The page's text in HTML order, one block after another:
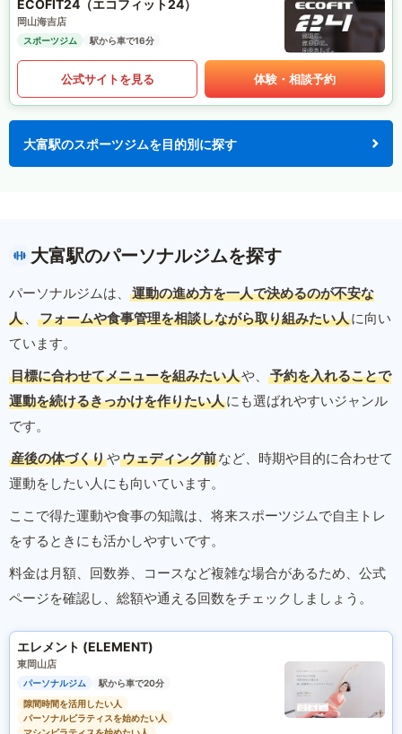
ECOFIT24（エコフィット24）
岡山海吉店
スポーツジム 駅から車で16分
公式サイトを見る 体験・相談予約
大富駅のスポーツジムを目的別に探す
大富駅のパーソナルジムを探す
パーソナルジムは、
運動の進め方を一人で決めるのが不安な
人 、 フォームや食事管理を相談しながら取り組みたい人に向い
ています。
目標に合わせてメニューを組みたい人や、
予約を入れることで
運動を続けるきっかけを作りたい人にも選ばれやすいジャンル
です。
産後の体づくりやウェディング前など、時期や目的に合わせて
運動をしたい人にも向いています。
ここで得た運動や食事の知識は、将来スポーツジムで自主トレ
をするときにも活かしやすいです。
料金は月額、回数券、コースなど複雑な場合があるため、公式
ページを確認し、総額や通える回数をチェックしましょう。
エレメント (ELEMENT)
東岡山店
パーソナルジム
駅から車で20分
隙間時間を活用したい人
パーソナルピラティスを始めたい人